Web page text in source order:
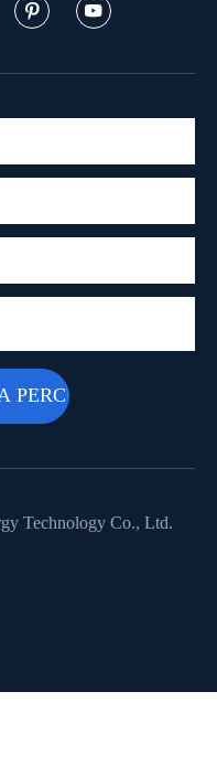
 
Technology Co., Ltd.